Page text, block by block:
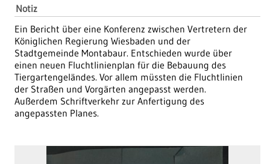
Notiz
Ein Bericht über eine Konferenz zwischen Vertretern der
Königlichen Regierung Wiesbaden und der
Stadtgemeinde Montabaur. Entschieden wurde über
einen neuen Fluchtlinienplan für die Bebauung des
Tiergartengeländes. Vor allem müssten die Fluchtlinien
der Straßen und Vorgärten angepasst werden.
Außerdem Schriftverkehr zur Anfertigung des
angepassten Planes.